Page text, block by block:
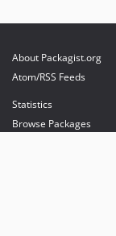
About Packagist.org
Atom/RSS Feeds
Statistics
Browse Packages